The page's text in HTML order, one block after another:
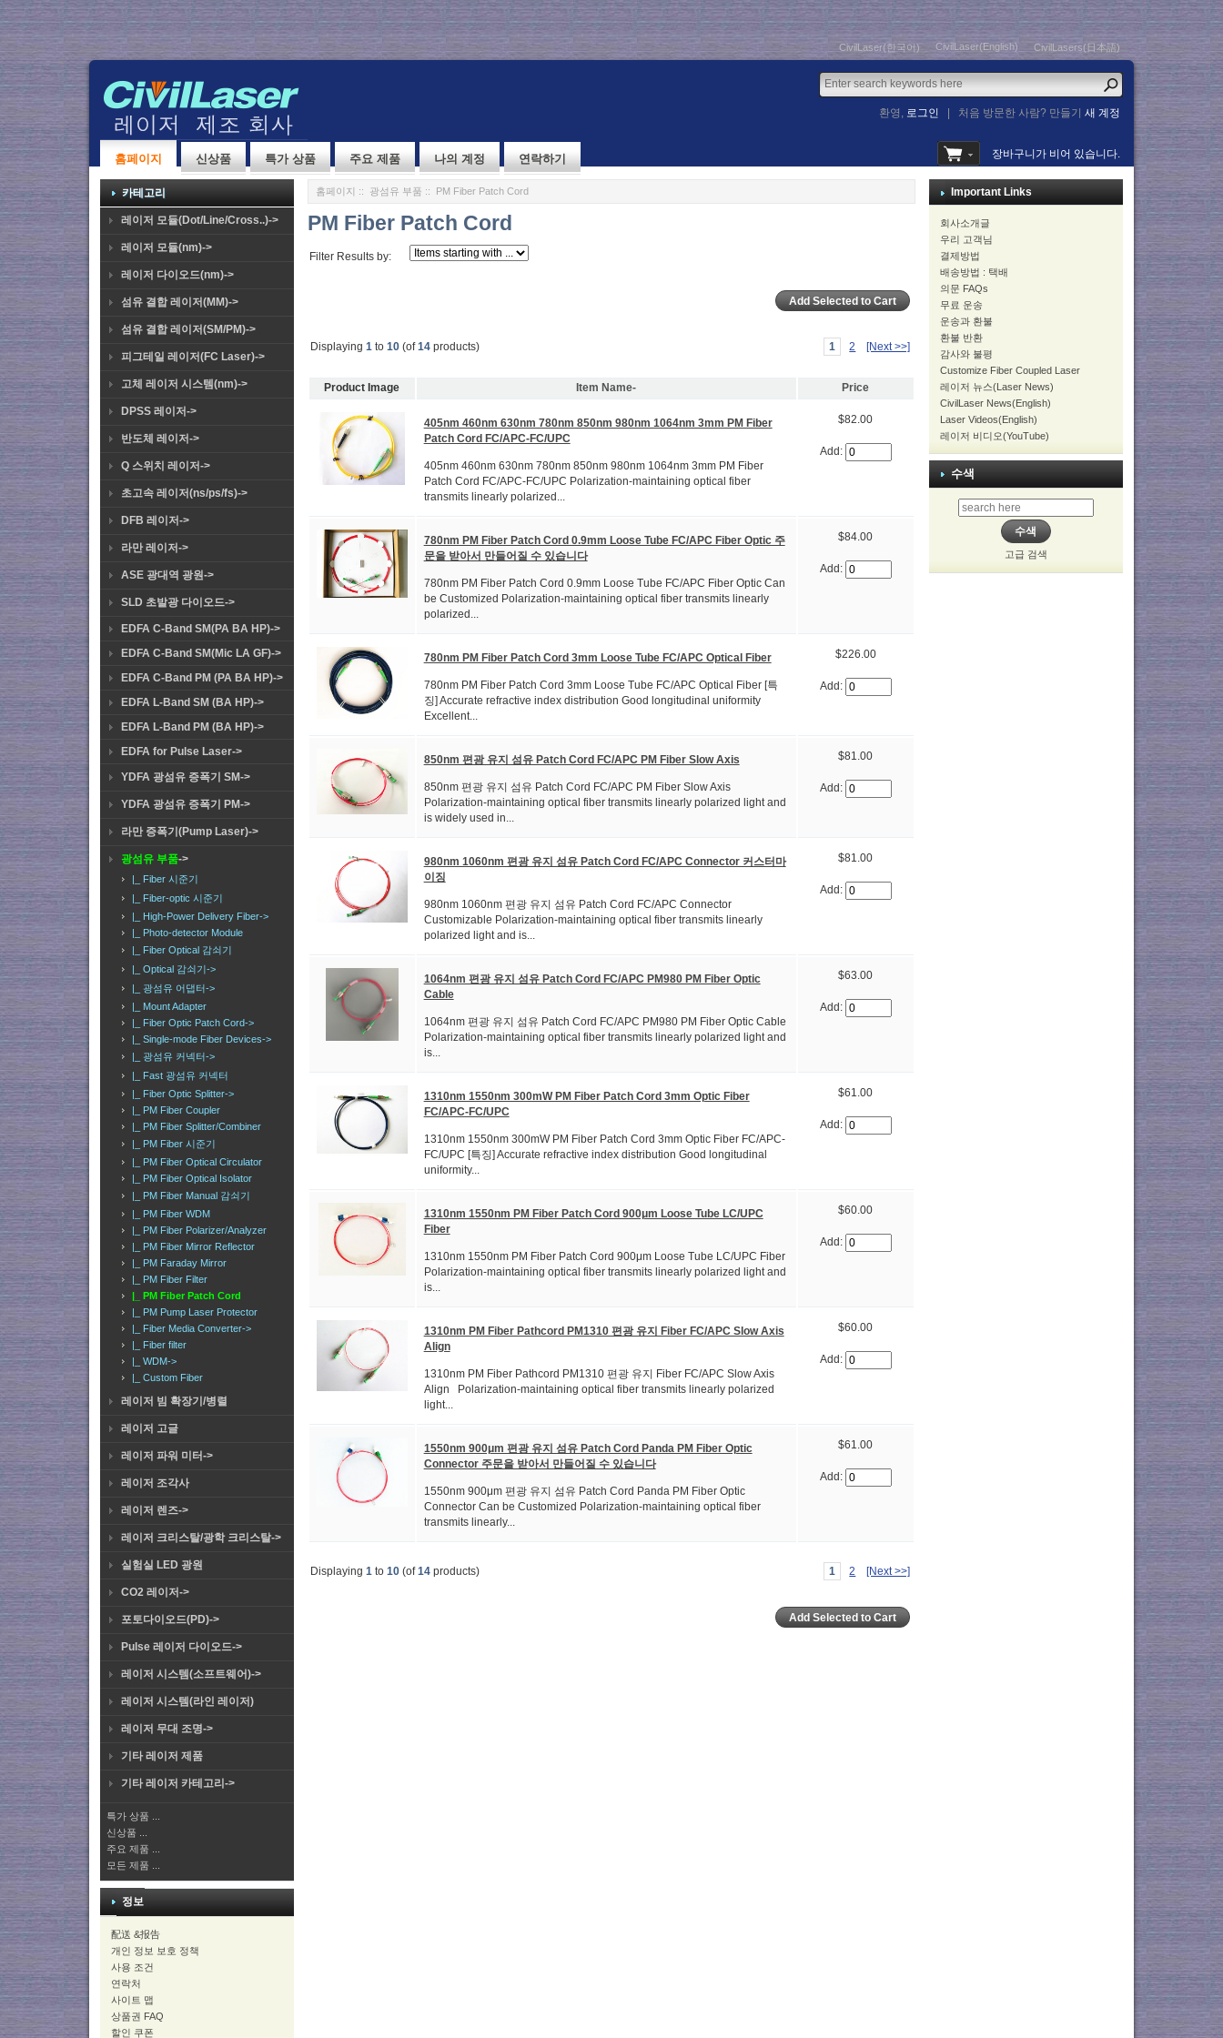
CivilLaser(한국어) CivilLaser(English) CivilLasers(日本語)
환영, 로그인 처음 방문한 사람? 만들기새 계정
홈페이지 신상품 특가 상품 주요 제품 나의 계정 연락하기 장바구니가 비어 있습니다.
카테고리
레이저 모듈(Dot/Line/Cross..)->
레이저 모듈(nm)->
레이저 다이오드(nm)->
섬유 결합 레이저(MM)->
섬유 결합 레이저(SM/PM)->
피그테일 레이저(FC Laser)->
고체 레이저 시스템(nm)->
DPSS 레이저->
반도체 레이저->
Q 스위치 레이저->
초고속 레이저(ns/ps/fs)->
DFB 레이저->
라만 레이저->
ASE 광대역 광원->
SLD 초발광 다이오드->
EDFA C-Band SM(PA BA HP)->
EDFA C-Band SM(Mic LA GF)->
EDFA C-Band PM (PA BA HP)->
EDFA L-Band SM (BA HP)->
EDFA L-Band PM (BA HP)->
EDFA for Pulse Laser->
YDFA 광섬유 증폭기 SM->
YDFA 광섬유 증폭기 PM->
라만 증폭기(Pump Laser)->
광섬유 부품->
|_ Fiber 시준기
|_ Fiber-optic 시준기
|_ High-Power Delivery Fiber->
|_ Photo-detector Module
|_ Fiber Optical 감쇠기
|_ Optical 감쇠기->
|_ 광섬유 어댑터->
|_ Mount Adapter
|_ Fiber Optic Patch Cord->
|_ Single-mode Fiber Devices->
|_ 광섬유 커넥터->
|_ Fast 광섬유 커넥터
|_ Fiber Optic Splitter->
|_ PM Fiber Coupler
|_ PM Fiber Splitter/Combiner
|_ PM Fiber 시준기
|_ PM Fiber Optical Circulator
|_ PM Fiber Optical Isolator
|_ PM Fiber Manual 감쇠기
|_ PM Fiber WDM
|_ PM Fiber Polarizer/Analyzer
|_ PM Fiber Mirror Reflector
|_ PM Faraday Mirror
|_ PM Fiber Filter
|_ PM Fiber Patch Cord
|_ PM Pump Laser Protector
|_ Fiber Media Converter->
|_ Fiber filter
|_ WDM->
|_ Custom Fiber
레이저 빔 확장기/병렬
레이저 고글
레이저 파워 미터->
레이저 조각사
레이저 렌즈->
레이저 크리스탈/광학 크리스탈->
실험실 LED 광원
CO2 레이저->
포토다이오드(PD)->
Pulse 레이저 다이오드->
레이저 시스템(소프트웨어)->
레이저 시스템(라인 레이저)
레이저 무대 조명->
기타 레이저 제품
기타 레이저 카테고리->
특가 상품 ...
신상품 ...
주요 제품 ...
모든 제품 ...
정보
配送 &报告
개인 정보 보호 정책
사용 조건
연락처
사이트 맵
상품권 FAQ
할인 쿠폰
홈페이지 :: 광섬유 부품 :: PM Fiber Patch Cord
PM Fiber Patch Cord
Filter Results by:
Displaying 1to 10(of14products) 1 2 [Next >>]
Product Image Item Name- Price
405nm 460nm 630nm 780nm 850nm 980nm 1064nm 3mm PM Fiber
Patch Cord FC/APC-FC/UPC
405nm 460nm 630nm 780nm 850nm 980nm 1064nm 3mm PM Fiber
Patch Cord FC/APC-FC/UPC Polarization-maintaining optical fiber
transmits linearly polarized...
$82.00
Add:
780nm PM Fiber Patch Cord 0.9mm Loose Tube FC/APC Fiber Optic 주
문을 받아서 만들어질 수 있습니다
780nm PM Fiber Patch Cord 0.9mm Loose Tube FC/APC Fiber Optic Can
be Customized Polarization-maintaining optical fiber transmits linearly
polarized...
$84.00
Add:
780nm PM Fiber Patch Cord 3mm Loose Tube FC/APC Optical Fiber
780nm PM Fiber Patch Cord 3mm Loose Tube FC/APC Optical Fiber [특
징] Accurate refractive index distribution Good longitudinal uniformity
Excellent...
$226.00
Add:
850nm 편광 유지 섬유 Patch Cord FC/APC PM Fiber Slow Axis
850nm 편광 유지 섬유 Patch Cord FC/APC PM Fiber Slow Axis
Polarization-maintaining optical fiber transmits linearly polarized light and
is widely used in...
$81.00
Add:
980nm 1060nm 편광 유지 섬유 Patch Cord FC/APC Connector 커스터마
이징
980nm 1060nm 편광 유지 섬유 Patch Cord FC/APC Connector
Customizable Polarization-maintaining optical fiber transmits linearly
polarized light and is...
$81.00
Add:
1064nm 편광 유지 섬유 Patch Cord FC/APC PM980 PM Fiber Optic
Cable
1064nm 편광 유지 섬유 Patch Cord FC/APC PM980 PM Fiber Optic Cable
Polarization-maintaining optical fiber transmits linearly polarized light and
is...
$63.00
Add:
1310nm 1550nm 300mW PM Fiber Patch Cord 3mm Optic Fiber
FC/APC-FC/UPC
1310nm 1550nm 300mW PM Fiber Patch Cord 3mm Optic Fiber FC/APC-
FC/UPC [특징] Accurate refractive index distribution Good longitudinal
uniformity...
$61.00
Add:
1310nm 1550nm PM Fiber Patch Cord 900μm Loose Tube LC/UPC
Fiber
1310nm 1550nm PM Fiber Patch Cord 900μm Loose Tube LC/UPC Fiber
Polarization-maintaining optical fiber transmits linearly polarized light and
is...
$60.00
Add:
1310nm PM Fiber Pathcord PM1310 편광 유지 Fiber FC/APC Slow Axis
Align
1310nm PM Fiber Pathcord PM1310 편광 유지 Fiber FC/APC Slow Axis
Align Polarization-maintaining optical fiber transmits linearly polarized
light...
$60.00
Add:
1550nm 900μm 편광 유지 섬유 Patch Cord Panda PM Fiber Optic
Connector 주문을 받아서 만들어질 수 있습니다
1550nm 900μm 편광 유지 섬유 Patch Cord Panda PM Fiber Optic
Connector Can be Customized Polarization-maintaining optical fiber
transmits linearly...
$61.00
Add:
Displaying 1to 10(of14products) 1 2 [Next >>]
Important Links
회사소개글
우리 고객님
결제방법
배송방법 : 택배
의문 FAQs
무료 운송
운송과 환불
환불 반환
감사와 불평
Customize Fiber Coupled Laser
레이저 뉴스(Laser News)
CivilLaser News(English)
Laser Videos(English)
레이저 비디오(YouTube)
수색
고급 검색